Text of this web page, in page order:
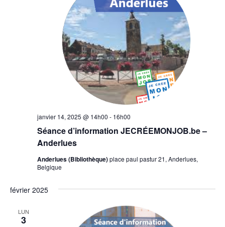
Séance d’information JECRÉEMONJOB.be –
Anderlues
janvier 14, 2025 @ 14h00 - 16h00
Anderlues (Bibliothèque)place paul pastur 21, Anderlues,
Belgique
février 2025
LUN
3